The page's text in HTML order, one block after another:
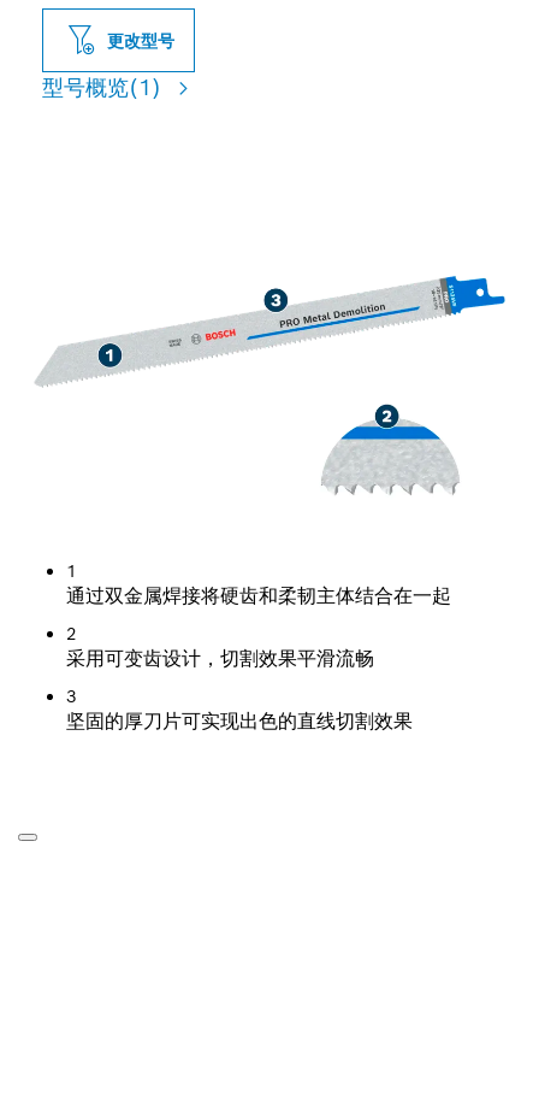
更改型号
型号概览(1)
1
通过双金属焊接将硬齿和柔韧主体结合在一起
2
采用可变齿设计，切割效果平滑流畅
3
坚固的厚刀片可实现出色的直线切割效果